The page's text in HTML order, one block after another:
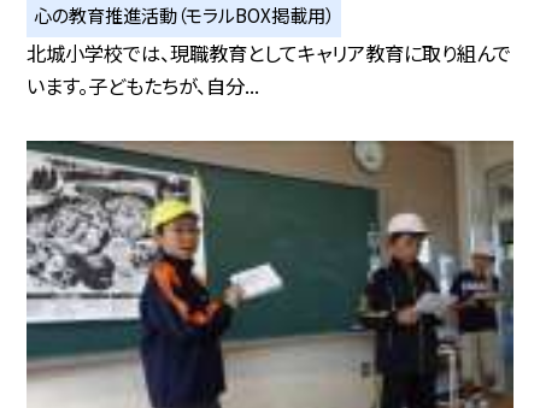
心の教育推進活動（モラルBOX掲載用）
北城小学校では、現職教育としてキャリア教育に取り組んで
います。子どもたちが、自分...